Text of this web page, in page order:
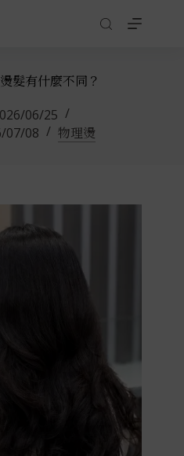
髮有什麼不同？
06/25
07/08 物理燙